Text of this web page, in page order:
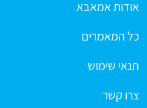
אודות אמאבא
כל המאמרים
תנאי שימוש
צרו קשר